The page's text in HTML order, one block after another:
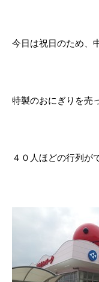
今日は祝日のため、
特製のおにぎりを売
４０人ほどの行列が